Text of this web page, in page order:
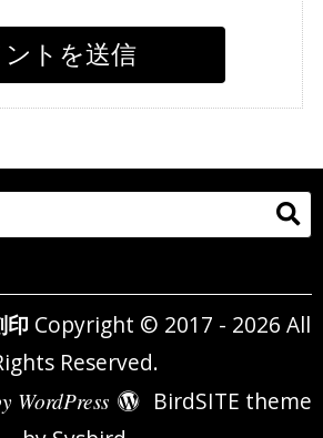
印 Copyright © 2017 - 2026 All
Reserved.
WordPress
BirdSITE theme